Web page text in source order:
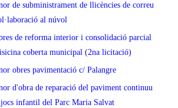
de subministrament de llicències de correu
al núvol
de reforma interior i consolidació parcial
coberta municipal (2na licitació)
obres pavimentació c/ Palangre
d'obra de reparació del paviment continuu
jocs infantil del Parc Maria Salvat